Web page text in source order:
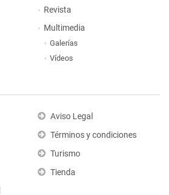
Revista
Multimedia
Galerías
Vídeos
Aviso Legal
Términos y condiciones
Turismo
Tienda